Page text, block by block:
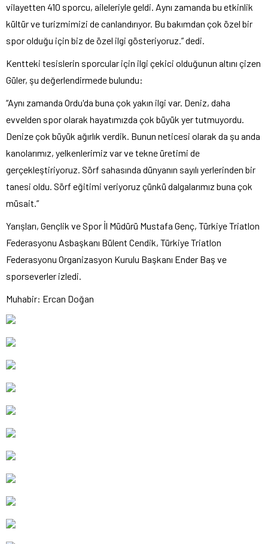
vilayetten 410 sporcu, aileleriyle geldi. Aynı zamanda bu etkinlik
kültür ve turizmimizi de canlandırıyor. Bu bakımdan çok özel bir
spor olduğu için biz de özel ilgi gösteriyoruz.” dedi.
Kentteki tesislerin sporcular için ilgi çekici olduğunun altını çizen
Güler, şu değerlendirmede bulundu:
“Aynı zamanda Ordu'da buna çok yakın ilgi var. Deniz, daha
evvelden spor olarak hayatımızda çok büyük yer tutmuyordu.
Denize çok büyük ağırlık verdik. Bunun neticesi olarak da şu anda
kanolarımız, yelkenlerimiz var ve tekne üretimi de
gerçekleştiriyoruz. Sörf sahasında dünyanın sayılı yerlerinden bir
tanesi oldu. Sörf eğitimi veriyoruz çünkü dalgalarımız buna çok
müsait.”
Yarışları, Gençlik ve Spor İl Müdürü Mustafa Genç, Türkiye Triatlon
Federasyonu Asbaşkanı Bülent Cendik, Türkiye Triatlon
Federasyonu Organizasyon Kurulu Başkanı Ender Baş ve
sporseverler izledi.
Muhabir: Ercan Doğan